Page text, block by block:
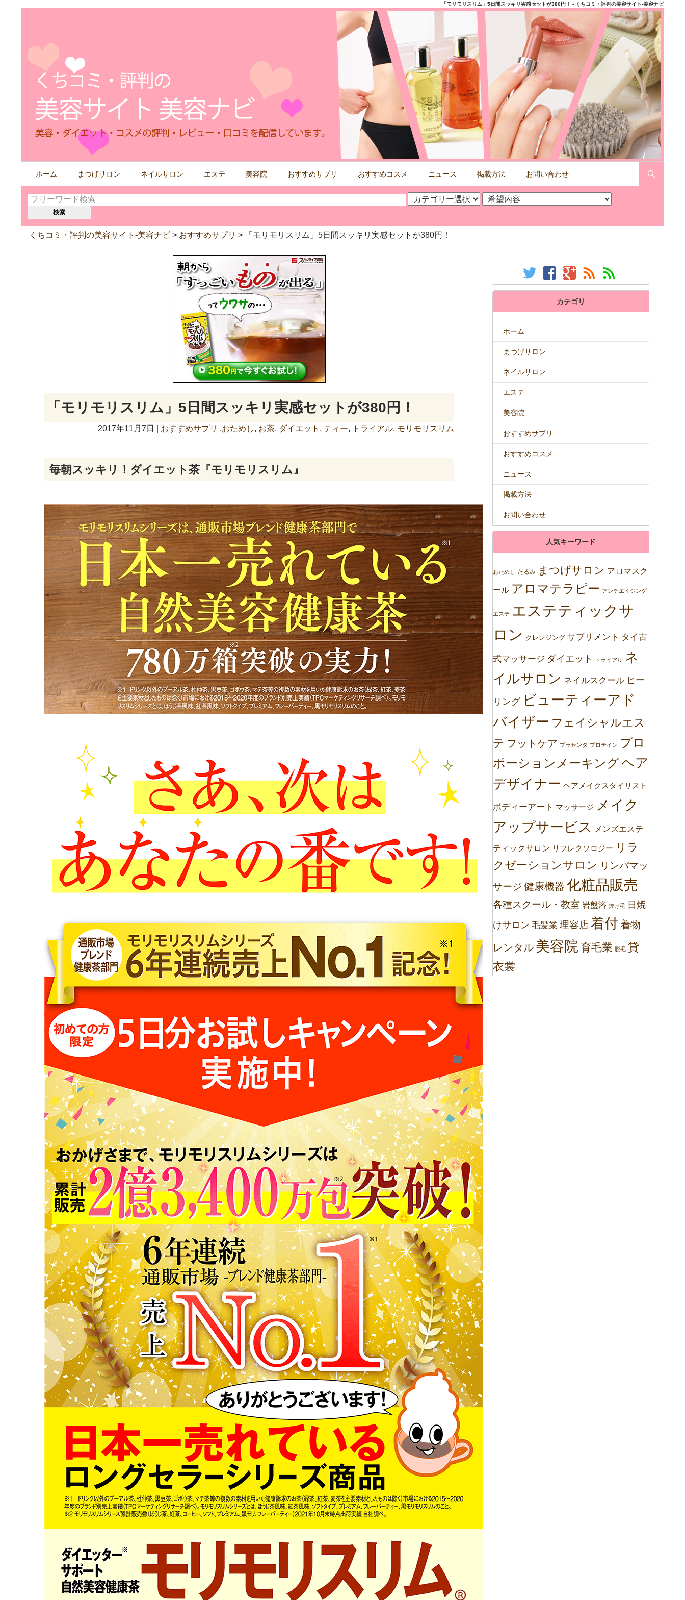
「モリモリスリム」5日間スッキリ実感セットが380円！ - くちコミ・評判の美容サイト-美容ナビ
す
る
ホーム まつげサロン ネイルサロン エステ 美容院 おすすめサプリ おすすめコスメ ニュース 掲載方法 お問い合わせ
くちコミ・評判の美容サイト-美容ナビ > おすすめサプリ > 「モリモリスリム」5日間スッキリ実感セットが380円！
「モリモリスリム」5日間スッキリ実感セットが380円！
2017年11月7日 | おすすめサプリ ,おためし, お茶, ダイエット , ティー, トライアル, モリモリスリム
毎朝スッキリ！ダイエット茶『モリモリスリム』
カテゴリ
ホーム
まつげサロン
ネイルサロン
エステ
美容院
おすすめサプリ
おすすめコスメ
ニュース
掲載方法
お問い合わせ
人気キーワード
おためし たるみ まつげサロン アロマスク
ール アロマテラピー アンチエイジング
エステ エステティックサ
ロン クレンジング サプリメント タイ古
式マッサージ ダイエット トライアル ネ
イルサロン ネイルスクール ヒー
リング ビューティーアド
バイザー フェイシャルエス
テ フットケア プラセンタ プロテイン プロ
ポーションメーキングヘア
デザイナー ヘアメイクスタイリスト
ボディーアート マッサージ メイク
アップサービス
メンズエステ
ティックサロン リフレクソロジー リラ
クゼーションサロン リンパマッ
サージ 健康機器 化粧品販売
各種スクール・教室 岩盤浴 抜け毛
日焼
けサロン 毛髪業 理容店着付 着物
レンタル 美容院育毛業 脱毛 貸
衣裳